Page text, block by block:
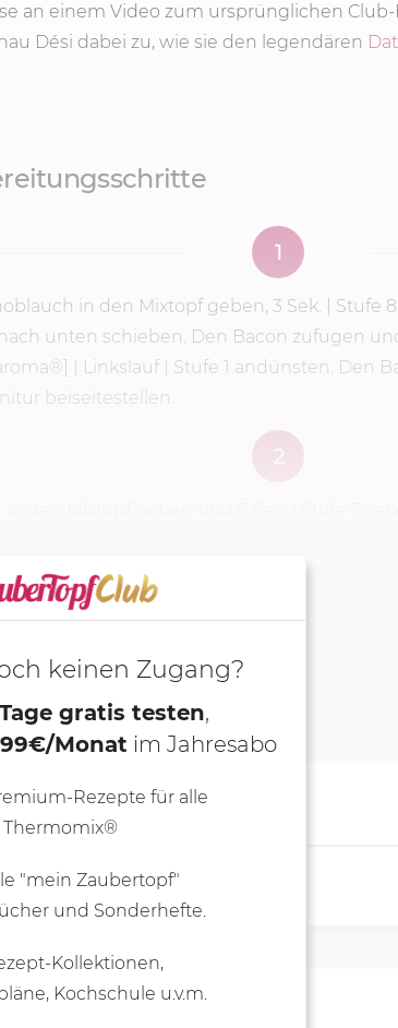
an einem Video zum ursprünglichen
Dési dabei zu, wie sie den legendären
1
in den Mixtopf geben, 3 Sek. Stufe 8
unten schieben. Den Bacon zufügen
| Linkslauf | Stufe 1 andünsten. Den
beiseitestellen.
2
NEUE NOTIZ
keinen Zugang?
Tage gratis testen,
Monat im Jahresabo
Rezepte für alle
Thermomix®
"mein Zaubertopf"
und Sonderhefte.
Kollektionen,
Kochschule u.v.m.